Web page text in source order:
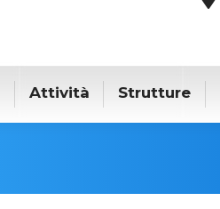
Attività Strutture